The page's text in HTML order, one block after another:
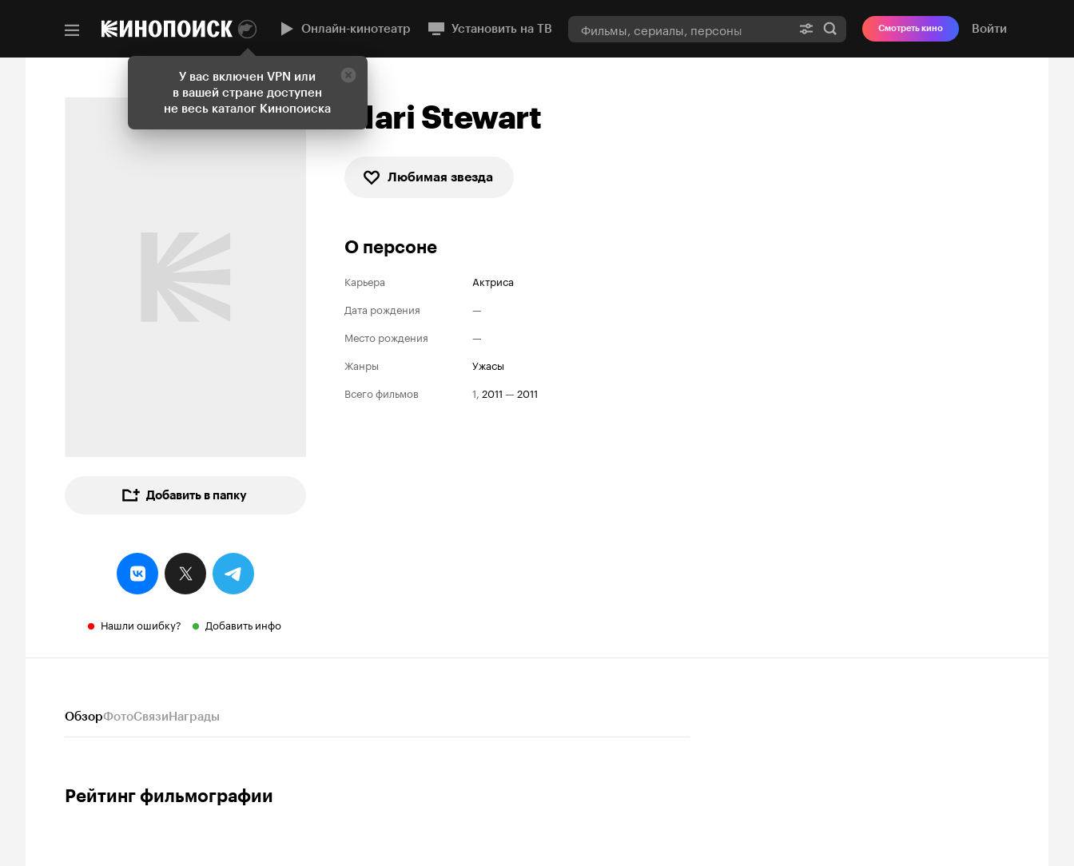
У вас включен VPN или
в вашей стране доступен
не весь каталог Кинопоиска
Онлайн-кинотеатр Установить на ТВ Смотреть кино Войти
Добавить в папку
Нашли ошибку? Добавить инфо
Mari Stewart
Любимая звезда
О персоне
Карьера
Актриса
Дата рождения
—
Место рождения
—
Жанры
ужасы
Всего фильмов
1, 2011 — 2011
ОбзорФотоСвязиНаграды
Рейтинг фильмографии